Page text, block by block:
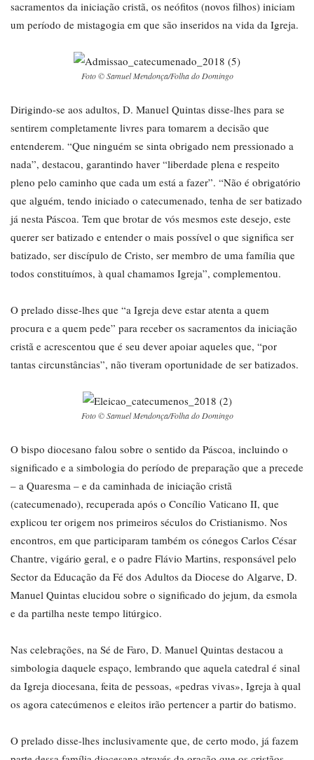
sacramentos da iniciação cristã, os neófitos (novos filhos) iniciam
um período de mistagogia em que são inseridos na vida da Igreja.
Foto © Samuel Mendonça/Folha do Domingo
Dirigindo-se aos adultos, D. Manuel Quintas disse-lhes para se
sentirem completamente livres para tomarem a decisão que
entenderem. “Que ninguém se sinta obrigado nem pressionado a
nada”, destacou, garantindo haver “liberdade plena e respeito
pleno pelo caminho que cada um está a fazer”. “Não é obrigatório
que alguém, tendo iniciado o catecumenado, tenha de ser batizado
já nesta Páscoa. Tem que brotar de vós mesmos este desejo, este
querer ser batizado e entender o mais possível o que significa ser
batizado, ser discípulo de Cristo, ser membro de uma família que
todos constituímos, à qual chamamos Igreja”, complementou.
O prelado disse-lhes que “a Igreja deve estar atenta a quem
procura e a quem pede” para receber os sacramentos da iniciação
cristã e acrescentou que é seu dever apoiar aqueles que, “por
tantas circunstâncias”, não tiveram oportunidade de ser batizados.
Foto © Samuel Mendonça/Folha do Domingo
O bispo diocesano falou sobre o sentido da Páscoa, incluindo o
significado e a simbologia do período de preparação que a precede
– a Quaresma – e da caminhada de iniciação cristã
(catecumenado), recuperada após o Concílio Vaticano II, que
explicou ter origem nos primeiros séculos do Cristianismo. Nos
encontros, em que participaram também os cónegos Carlos César
Chantre, vigário geral, e o padre Flávio Martins, responsável pelo
Sector da Educação da Fé dos Adultos da Diocese do Algarve, D.
Manuel Quintas elucidou sobre o significado do jejum, da esmola
e da partilha neste tempo litúrgico.
Nas celebrações, na Sé de Faro, D. Manuel Quintas destacou a
simbologia daquele espaço, lembrando que aquela catedral é sinal
da Igreja diocesana, feita de pessoas, «pedras vivas», Igreja à qual
os agora catecúmenos e eleitos irão pertencer a partir do batismo.
O prelado disse-lhes inclusivamente que, de certo modo, já fazem